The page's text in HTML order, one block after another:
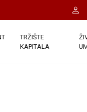
TRŽIŠTE
KAPITALA